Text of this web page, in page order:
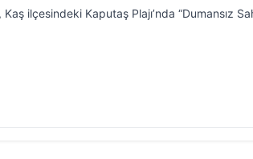
ilçesindeki Kaputaş Plajı’nda “Dumansız